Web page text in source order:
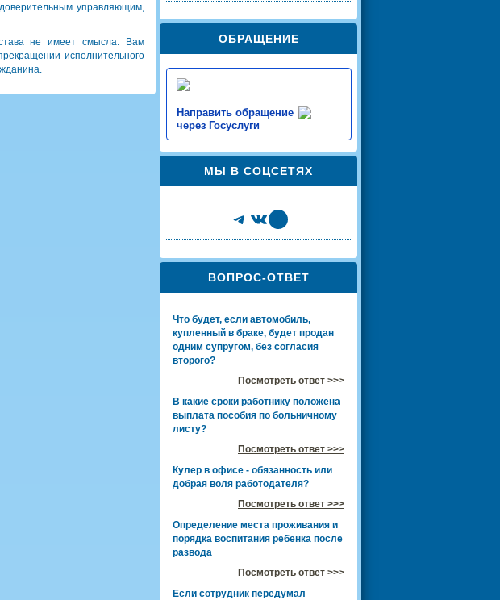
управляющим,
не имеет смысла. Вам
исполнительного
ОБРАЩЕНИЕ
Направить обращение
через Госуслуги
МЫ В СОЦСЕТЯХ
Telegram
VKShare Icon
ВОПРОС-ОТВЕТ
Что будет, если автомобиль,
купленный в браке, будет продан
одним супругом, без согласия
второго?
Посмотреть ответ >>>
В какие сроки работнику положена
выплата пособия по больничному
листу?
Посмотреть ответ >>>
Кулер в офисе - обязанность или
добрая воля работодателя?
Посмотреть ответ >>>
Определение места проживания и
порядка воспитания ребенка после
развода
Посмотреть ответ >>>
Если сотрудник передумал